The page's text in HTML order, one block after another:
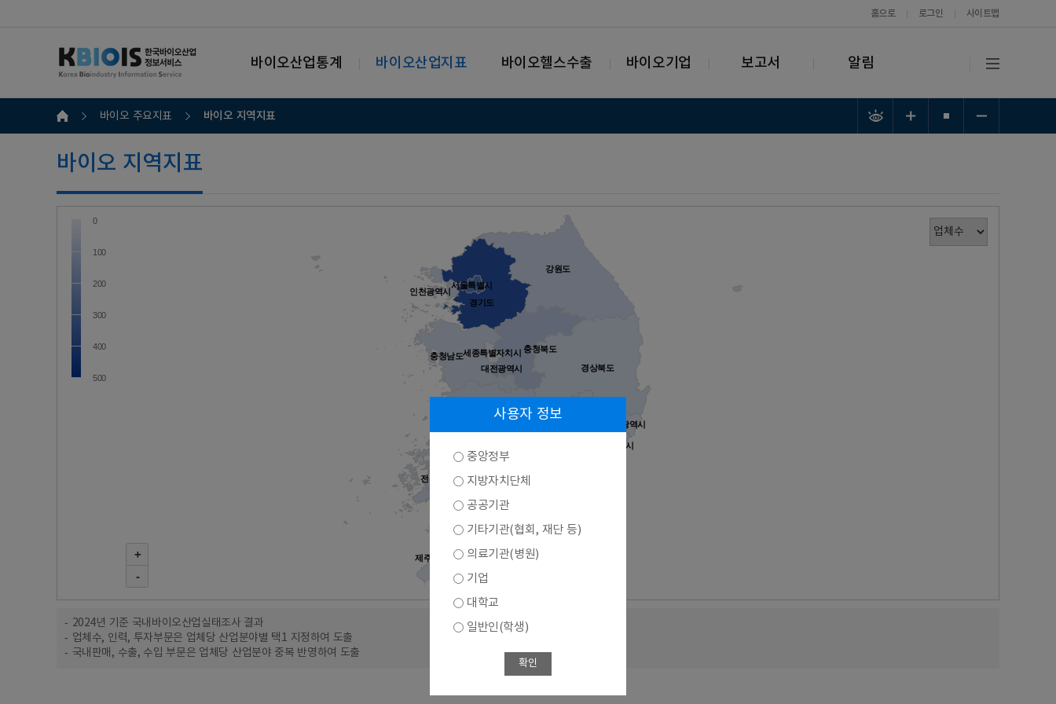
홈으로 로그인 사이트맵
바이오산업통계 바이오산업지표 바이오헬스수출 바이오기업 보고서 알림
바이오 주요지표 바이오 지역지표
바이오 지역지표
+
-
서울특별시
부산광역시
인천광역시
광주광역시
대전광역시
울산광역시
세종특별자치시
경기도
강원도
충청북도
충청남도
전라남도
경상북도
제주특별자치도
0
100
200
300
400
500
2024년 기준 국내바이오산업실태조사 결과
업체수, 인력, 투자부문은 업체당 산업분야별 택1 지정하여 도출
국내판매, 수출, 수입 부문은 업체당 산업분야 중복 반영하여 도출
사용자 정보
중앙정부
지방자치단체
공공기관
기타기관(협회, 재단 등)
의료기관(병원)
기업
대학교
일반인(학생)
확인